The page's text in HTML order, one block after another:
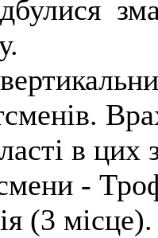
в
-
(3 місце).